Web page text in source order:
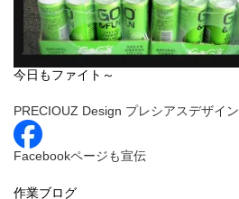
今日もファイト～
PRECIOUZ Design プレシアスデザイン
Facebookページも宣伝
作業ブログ